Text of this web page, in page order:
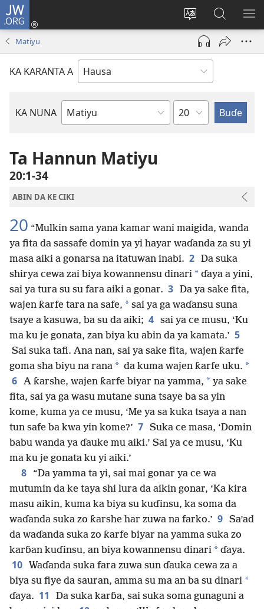
JW.ORG
Ka
canja
yaren
dandalin
Ka
Shiga
(opens
window)
Bincika
JW.ORG
KA
Matiyu
KA KARANTA A
KA NUNA
Littattafan
Tsarki
Babi
Ta Hannun Matiyu
20:1-34
ABIN DA KE CIKI
20 “Mulkin sama yana kamar wani maigida, wanda
ya fita da sassafe domin ya yi hayar waɗanda za su yi
masa aiki a gonarsa na itatuwan inabi. 2 Da suka
shirya cewa zai biya kowannensu dinari * ɗaya a yini,
sai ya tura su su fara aiki a gonar. 3 Da ya sake fita,
wajen ƙarfe tara na safe, * sai ya ga waɗansu suna
tsaye a kasuwa, ba su da aiki; 4 sai ya ce musu, ‘Ku
ma ku je gonata, zan biya ku abin da ya kamata.’ 5
Sai suka tafi. Ana nan, sai ya sake fita, wajen ƙarfe
goma sha biyu na rana * da kuma wajen ƙarfe uku. *
6 A ƙarshe, wajen ƙarfe biyar na yamma, * ya sake
fita, sai ya ga wasu mutane suna tsaye ba sa yin
kome, kuma ya ce musu, ‘Me ya sa kuka tsaya a nan
tun safe ba kwa yin kome?’ 7 Suka ce masa, ‘Domin
babu wanda ya ɗauke mu aiki.’ Sai ya ce musu, ‘Ku
ma ku je gonata ku yi aiki.’
8
“Da yamma ta yi, sai mai gonar ya ce wa
mutumin da ke taya shi lura da aikin gonar, ‘Ka kira
masu aikin, kuma ka biya su kuɗinsu, ka soma da
waɗanda suka zo ƙarshe har zuwa na farko.’ 9 Saꞌad
da waɗanda suka zo ƙarfe biyar na yamma suka zo
karɓan kuɗinsu, an biya kowannensu dinari * ɗaya.
10 Waɗanda suka fara zuwa sun ɗauka cewa za a
biya su fiye da sauran, amma su ma an ba su dinari *
ɗaya. 11
Da suka karɓa, sai suka soma gunaguni a